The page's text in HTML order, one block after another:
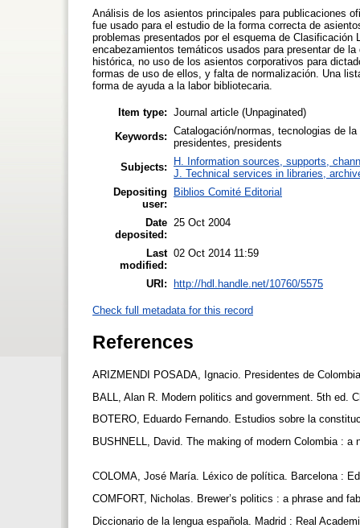
Análisis de los asientos principales para publicaciones
fue usado para el estudio de la forma correcta de
problemas presentados por el esquema de
encabezamientos temáticos usados para presentar de
histórica, no uso de los asientos corporativos para
formas de uso de ellos, y falta de normalización. Una
forma de ayuda a la labor bibliotecaria.
Item type: Journal article (Unpaginated)
Keywords: Catalogación/normas, tecnologias de
presidentes, presidents
Subjects:
H. Information sources, supports,
J. Technical services in libraries,
Depositing
user:
Biblios Comité Editorial
Date
deposited:
25 Oct 2004
Last
modified:
02 Oct 2014 11:59
URI: http://hdl.handle.net/10760/5575
Check full metadata for this record
References
ARIZMENDI POSADA, Ignacio. Presidentes de
BALL, Alan R. Modern politics and government. 5th ed.
BOTERO, Eduardo Fernando. Estudios sobre la
BUSHNELL, David. The making of modern Colombia :
COLOMA, José María. Léxico de política. Barcelona :
COMFORT, Nicholas. Brewer’s politics : a phrase and
Diccionario de la lengua española. Madrid : Real